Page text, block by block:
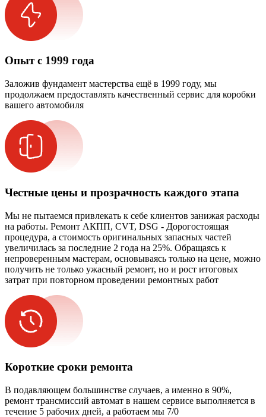
Опыт с 1999 года
Заложив фундамент мастерства ещё в 1999 году, мы
продолжаем предоставлять качественный сервис для коробки
вашего автомобиля
Честные цены и прозрачность каждого этапа
Мы не пытаемся привлекать к себе клиентов занижая расходы
на работы. Ремонт АКПП, CVT, DSG - Дорогостоящая
процедура, а стоимость оригинальных запасных частей
увеличилась за последние 2 года на 25%. Обращаясь к
непроверенным мастерам, основываясь только на цене, можно
получить не только ужасный ремонт, но и рост итоговых
затрат при повторном проведении ремонтных работ
Короткие сроки ремонта
В подавляющем большинстве случаев, а именно в 90%,
ремонт трансмиссий автомат в нашем сервисе выполняется в
течение 5 рабочих дней, а работаем мы 7/0